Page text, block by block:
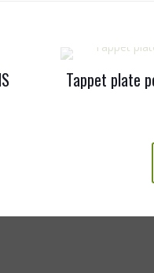
Tappet plate